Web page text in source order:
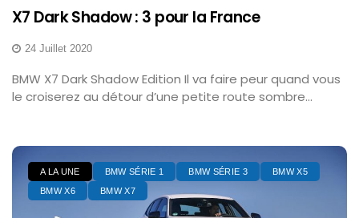
X7 Dark Shadow : 3 pour la France
24 Juillet 2020
BMW X7 Dark Shadow Edition Il va faire peur quand vous
le croiserez au détour d’une petite route sombre...
A LA UNE BMW SÉRIE 1 BMW SÉRIE 3
BMW X5
BMW X6
BMW X7